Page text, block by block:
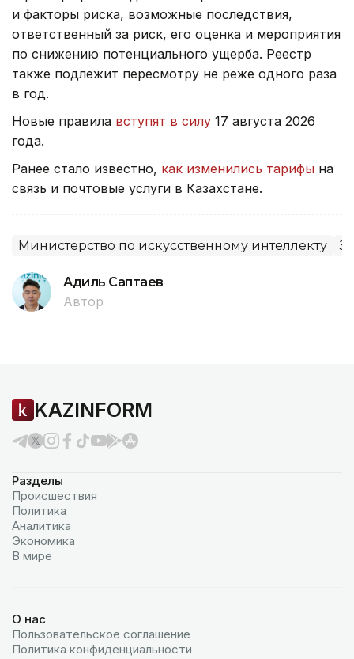
и факторы риска, возможные последствия,
ответственный за риск, его оценка и мероприятия
по снижению потенциального ущерба. Реестр
также подлежит пересмотру не реже одного раза
в год.
Новые правила вступят в силу 17 августа 2026
года.
Ранее стало известно, как изменились тарифы на
связь и почтовые услуги в Казахстане.
Министерство по искусственному интеллекту
Адиль Саптаев
Автор
KAZINFORM
Разделы
Происшествия
Политика
Аналитика
Экономика
В мире
О нас
Пользовательское соглашение
Политика конфиденциальности